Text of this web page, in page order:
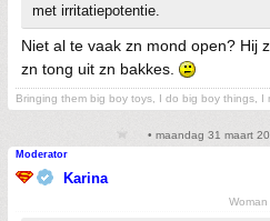
met irritatiepotentie.
Niet al te vaak zn mond open? Hij
zn tong uit zn bakkes.
Bringing them big boy toys, I do big boy things, I
• maandag 31 maart
Moderator
Karina
Woman